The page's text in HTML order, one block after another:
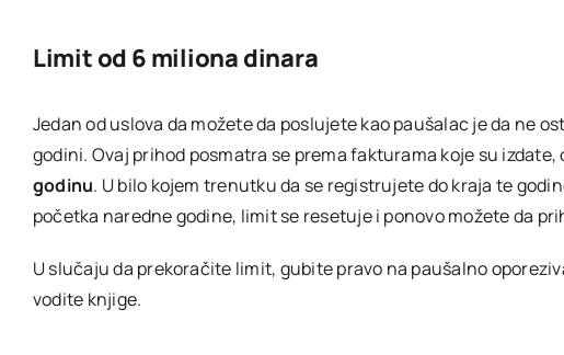
Limit od 6 miliona dinara
Jedan od uslova da možete da poslujete kao paušalac je da ne
godini. Ovaj prihod posmatra se prema fakturama koje su izdate,
godinu. U bilo kojem trenutku da se registrujete do kraja te
početka naredne godine, limit se resetuje i ponovo možete da
U slučaju da prekoračite limit, gubite pravo na paušalno
vodite knjige.